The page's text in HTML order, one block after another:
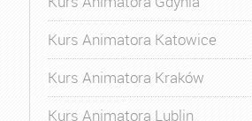
Kurs Animatora Katowice
Kurs Animatora Kraków
Kurs Animatora Lublin